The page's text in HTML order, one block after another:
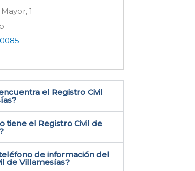
1
el Registro Civil
tiene el Registro Civil de
de información del
de Villamesías​?